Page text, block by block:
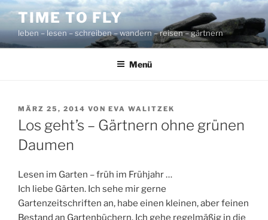
Zum
Inhalt
springen
TIME TO FLY
leben – lesen – schreiben – wandern – reisen – gärtnern
Menü
VERÖFFENTLICHT
AM
MÄRZ 25, 2014 VON EVA WALITZEK
Los geht’s – Gärtnern ohne grünen
Daumen
Lesen im Garten – früh im Frühjahr …
Ich liebe Gärten. Ich sehe mir gerne
Gartenzeitschriften an, habe einen kleinen, aber feinen
Bestand an Gartenbüchern. Ich gehe regelmäßig in die